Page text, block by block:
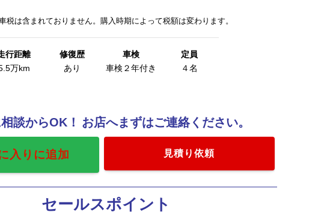
税は含まれておりません。購入時期によって税額は変わります。
行距離
万km
修復歴
あり
車検
車検２年付き
定員
４名
談からOK！ お店へまずはご連絡ください。
見積り依頼
セールスポイント